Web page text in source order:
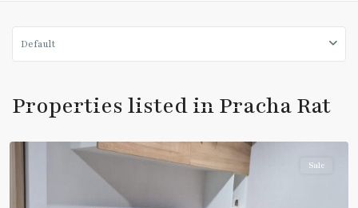
Default
Properties listed in Pracha Rat
Bang
บางซื่อ,
Sale